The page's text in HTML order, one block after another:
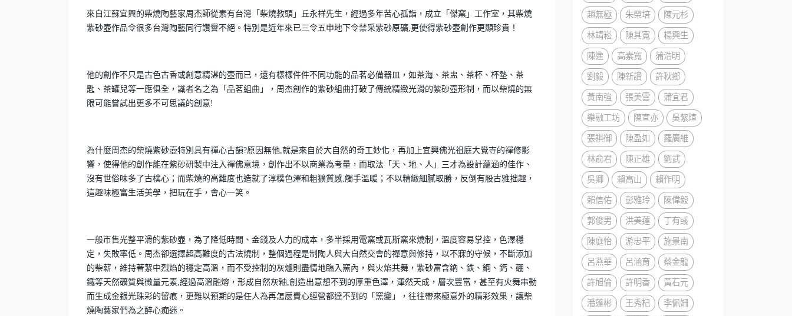
來自江蘇宜興的柴燒陶藝家周杰師從素有台灣「柴燒教頭」丘永祥先生，經過多年苦心孤詣，成立「傑窯」工作室，其柴燒
紫砂壺作品令很多台灣陶藝同行讚譽不絕。特別是近年來已三令五申地下令禁采紫砂原礦,更使得紫砂壺創作更顯珍貴！
他的創作不只是古色古香或創意精湛的壺而已，還有樣樣件件不同功能的品茗必備器皿，如茶海、茶盅、茶杯、杯墊、茶
匙、茶罐兒等一應俱全，識者名之為「品茗組曲」，周杰創作的紫砂組曲打破了傳統精緻光滑的紫砂壺形制，而以柴燒的無
限可能嘗試出更多不可思議的創意!
為什麼周杰的柴燒紫砂壺特別具有禪心古韻?原因無他,就是來自於大自然的奇工妙化，再加上宜興佛光祖庭大覺寺的禪修影
響，使得他的創作能在紫砂研製中注入禪佛意境，創作出不以商業為考量，而取法「天、地、人」三才為設計蘊涵的佳作、
沒有世俗味多了古樸心；而柴燒的高難度也造就了淳樸色澤和粗獷質感,觸手溫暖；不以精緻細膩取勝，反倒有股古雅拙趣，
這趣味極富生活美學，把玩在手，會心一笑。
一般市售光整平滑的紫砂壺，為了降低時間、金錢及人力的成本，多半採用電窯或瓦斯窯來燒制，溫度容易掌控，色澤穩
定，失敗率低。周杰卻選擇超高難度的古法燒制，整個過程是制陶人與大自然交會的禪意與修持，以不寐的守候，不斷添加
的柴薪，維持著絮中烈焰的穩定高溫，而不受控制的灰爐則盡情地臨入窯內，與火焰共舞，紫砂富含鈉、鉄、鋼、鈣、硼、
鐵等天然礦質與微量元素,經過高溫融熔，形成自然灰釉,創造出意想不到的厚重色澤，渾然天成，層次豐富，甚至有火舞串動
而生成金銀光珠彩的留痕，更難以預期的是任人為再怎麼費心經營都達不到的「窯變」，往往帶來極意外的精彩效果，讓柴
燒陶藝家們為之醉心痴迷。
趙無極
朱榮培
陳元杉
林靖崧
陳其寬
楊興生
陳進
高素寬
蒲浩明
劉毅
陳新讚
許秋鄉
黃南強
張美雲
蒲宜君
樂融工坊
陳宣亦
吳紫瑄
張祺御
陳盈如
羅廣維
林俞君
陳正雄
劉武
吳卿
賴高山
賴作明
賴信佑
彭雅玲
陳偉毅
郭俊男
洪美蓮
丁有彧
陳庭怡
游忠平
施景南
呂燕華
呂涵育
蔡金龍
許旭倫
許明香
黃石元
潘蓬彬
王秀杞
李佩姍